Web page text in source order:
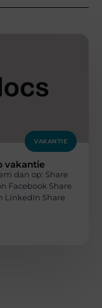
VAKANTIE
vakantie
dan op: Share
Facebook Share
LinkedIn Share